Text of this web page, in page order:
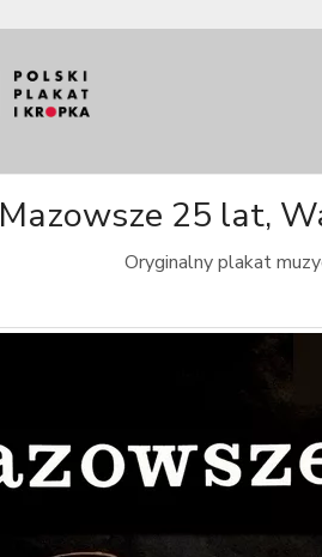
Mazowsze 25 lat,
Oryginalny plakat